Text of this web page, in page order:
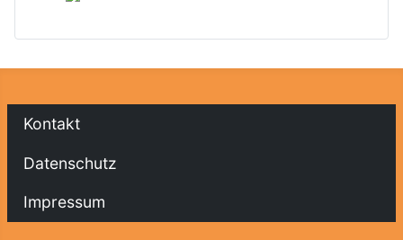
Kontakt
Datenschutz
Impressum